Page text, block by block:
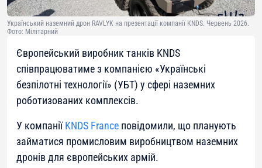
Український наземний дрон RAVLYK на презентації компанії KNDS. Червень 2026.
Фото: Мілітарний
Європейський виробник танків KNDS
співпрацюватиме з компанією «Українські
безпілотні технології» (УБТ) у сфері наземних
роботизованих комплексів.
У компаніїKNDS France повідомили, що планують
займатися промисловим виробництвом наземних
дронів для європейських армій.